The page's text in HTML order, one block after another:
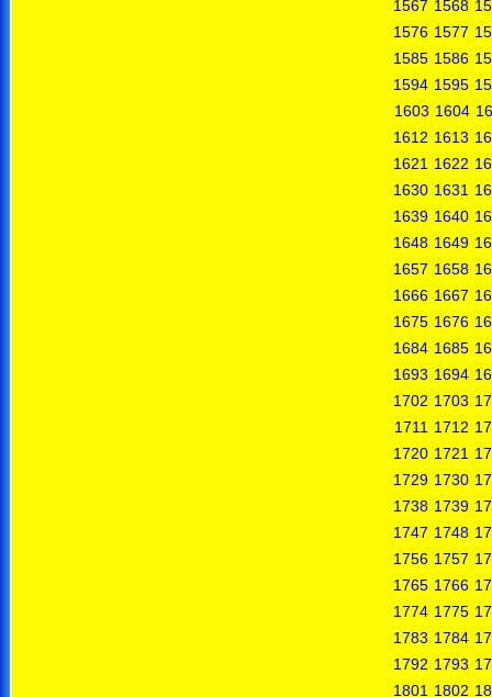
1567 1568
1576 1577
1585 1586
1594 1595
1603 1604
1612 1613
1621 1622
1630 1631
1639 1640
1648 1649
1657 1658
1666 1667
1675 1676
1684 1685
1693 1694
1702 1703
1711 1712
1720 1721
1729 1730
1738 1739
1747 1748
1756 1757
1765 1766
1774 1775
1783 1784
1792 1793
1801 1802